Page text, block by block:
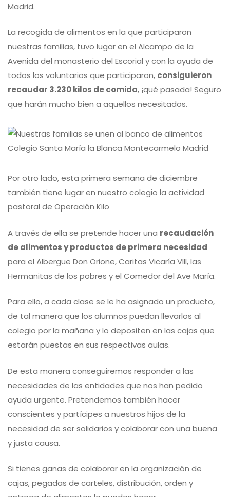
Madrid.
La recogida de alimentos en la que participaron
nuestras familias, tuvo lugar en el Alcampo de la
Avenida del monasterio del Escorial y con la ayuda de
todos los voluntarios que participaron, consiguieron
recaudar 3.230 kilos de comida, ¡qué pasada! Seguro
que harán mucho bien a aquellos necesitados.
Por otro lado, esta primera semana de diciembre
también tiene lugar en nuestro colegio la actividad
pastoral de Operación Kilo
A través de ella se pretende hacer una recaudación
de alimentos y productos de primera necesidad
para el Albergue Don Orione, Caritas Vicaría VIII, las
Hermanitas de los pobres y el Comedor del Ave María.
Para ello, a cada clase se le ha asignado un producto,
de tal manera que los alumnos puedan llevarlos al
colegio por la mañana y lo depositen en las cajas que
estarán puestas en sus respectivas aulas.
De esta manera conseguiremos responder a las
necesidades de las entidades que nos han pedido
ayuda urgente. Pretendemos también hacer
conscientes y partícipes a nuestros hijos de la
necesidad de ser solidarios y colaborar con una buena
y justa causa.
Si tienes ganas de colaborar en la organización de
cajas, pegadas de carteles, distribución, orden y